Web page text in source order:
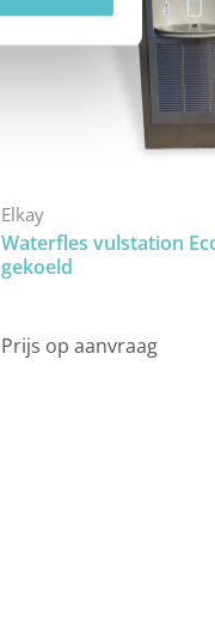
Elkay
Waterfles vulstation
gekoeld
Prijs op aanvraag